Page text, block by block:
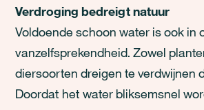
Verdroging bedreigt natuur
Voldoende schoon water is ook in
vanzelfsprekendheid. Zowel
diersoorten dreigen te verdwijnen
Doordat het water bliksemsnel